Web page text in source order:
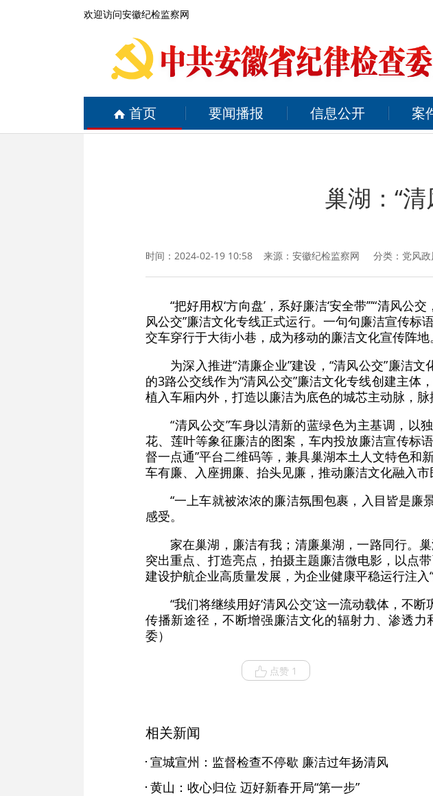
欢迎访问安徽纪检监察网
首页 要闻播报 信息公开 案
巢湖：“
时间：2024-02-19 10:58 来源： 安徽纪检监察网 分类：党风
“把好用权‘方向盘’，系好廉洁‘安全带’”“清风
风公交”廉洁文化专线正式运行。一句句廉洁宣传标
交车穿行于大街小巷，成为移动的廉洁文化宣传阵地。
为深入推进“清廉企业”建设，“清风公交”廉洁
的3路公交线作为“清风公交”廉洁文化专线创建主体
植入车厢内外，打造以廉洁为底色的城芯主动脉，
“清风公交”车身以清新的蓝绿色为主基调，以
花、莲叶等象征廉洁的图案，车内投放廉洁宣传标
督一点通”平台二维码等，兼具巢湖本土人文特色和
车有廉、入座拥廉、抬头见廉，推动廉洁文化融入市
“一上车就被浓浓的廉洁氛围包裹，入目皆是
感受。
家在巢湖，廉洁有我；清廉巢湖，一路同行。
突出重点、打造亮点，拍摄主题廉洁微电影，以点
建设护航企业高质量发展，为企业健康平稳运行注入“
“我们将继续用好‘清风公交’这一流动载体，不
传播新途径，不断增强廉洁文化的辐射力、渗透
委）
点赞 1
相关新闻
宣城宣州：监督检查不停歇 廉洁过年扬清风
黄山：收心归位 迈好新春开局“第一步”